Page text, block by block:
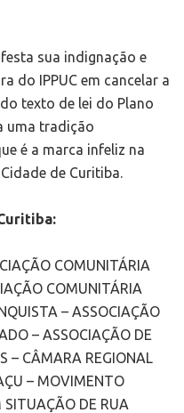
sua indignação e
do IPPUC em cancelar a
texto de lei do Plano
uma tradição
é a marca infeliz na
de Curitiba.
COMUNITÁRIA
COMUNITÁRIA
– ASSOCIAÇÃO
– ASSOCIAÇÃO DE
– CÂMARA REGIONAL
– MOVIMENTO
DE RUA